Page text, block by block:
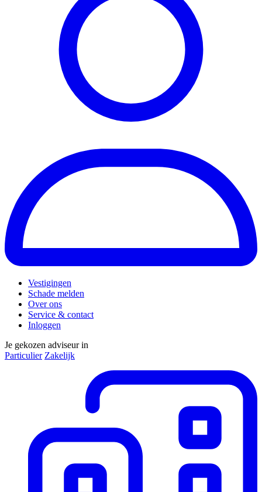
Vestigingen
Schade melden
Over ons
Service & contact
Inloggen
Je gekozen adviseur in
Particulier Zakelijk